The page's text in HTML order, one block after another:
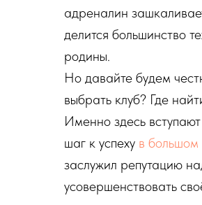
адреналин
делится большинство
родины.
Но давайте будем
выбрать клуб? Где
Именно здесь
шаг к успеху в
заслужил репутацию
усовершенствовать